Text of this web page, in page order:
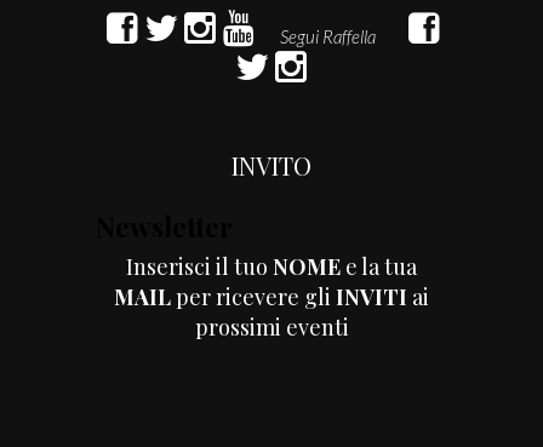
INVITO
Inserisci il tuo NOME e la tua
MAILper ricevere gli INVITI ai
prossimi eventi